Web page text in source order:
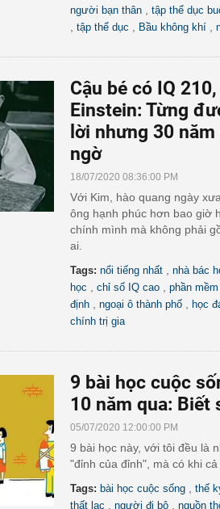
người bạn thân tập thể dục
tập thể dục Bầu không khí
Cậu bé có IQ
Einstein: Từng
lời nhưng 30
ngờ
18/07/2020 08:36:00 PM
Với Kim, hào quang ngày
ông hạnh phúc hơn bao giờ
chính mình mà không phải
ai.
Tags: nổi tiếng nhất nhà bác
học
chỉ số IQ cao phần
định
ngoại ô thành phố học
chính trị gia
9 bài học cuộc
10 năm qua: Biết
05/07/2020 12:00:00 PM
9 bài học này, với tôi đều là
"đỉnh của đỉnh", mà có khi
Tags: bài học cuộc sống thế
thất lạc
người đi bộ nguồn